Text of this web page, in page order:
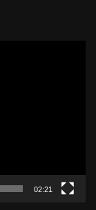
02:21